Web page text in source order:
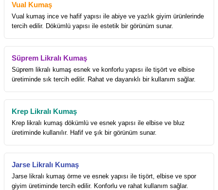
Vual Kumaş
Vual kumaş ince ve hafif yapısı ile abiye ve yazlık giyim ürünlerinde
tercih edilir. Dökümlü yapısı ile estetik bir görünüm sunar.
Süprem Likralı Kumaş
Süprem likralı kumaş esnek ve konforlu yapısı ile tişört ve elbise
üretiminde sık tercih edilir. Rahat ve dayanıklı bir kullanım sağlar.
Krep Likralı Kumaş
Krep likralı kumaş dökümlü ve esnek yapısı ile elbise ve bluz
üretiminde kullanılır. Hafif ve şık bir görünüm sunar.
Jarse Likralı Kumaş
Jarse likralı kumaş örme ve esnek yapısı ile tişört, elbise ve spor
giyim üretiminde tercih edilir. Konforlu ve rahat kullanım sağlar.